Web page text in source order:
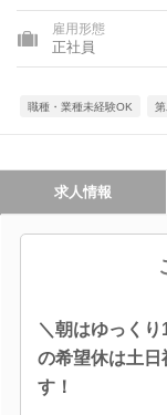
雇用形態
正社員
職種・業種未経験OK
求人情報
＼朝はゆっく
の希望休は土日
す！